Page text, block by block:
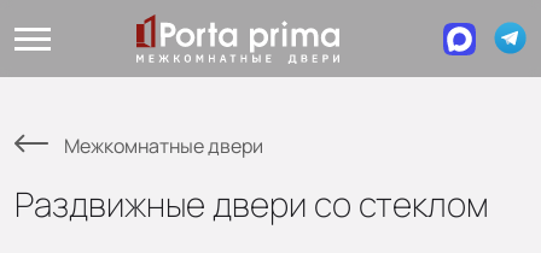
Межкомнатные двери
Раздвижные двери со стеклом